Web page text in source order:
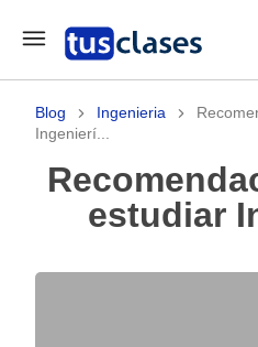
Blog Ingenieria
Ingenierí...
Recomendaciones para
estudiar